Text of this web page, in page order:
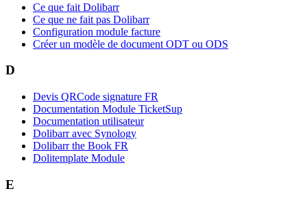
Ce que fait Dolibarr
Ce que ne fait pas Dolibarr
Configuration module facture
Créer un modèle de document ODT ou ODS
D
Devis QRCode signature FR
Documentation Module TicketSup
Documentation utilisateur
Dolibarr avec Synology
Dolibarr the Book FR
Dolitemplate Module
E